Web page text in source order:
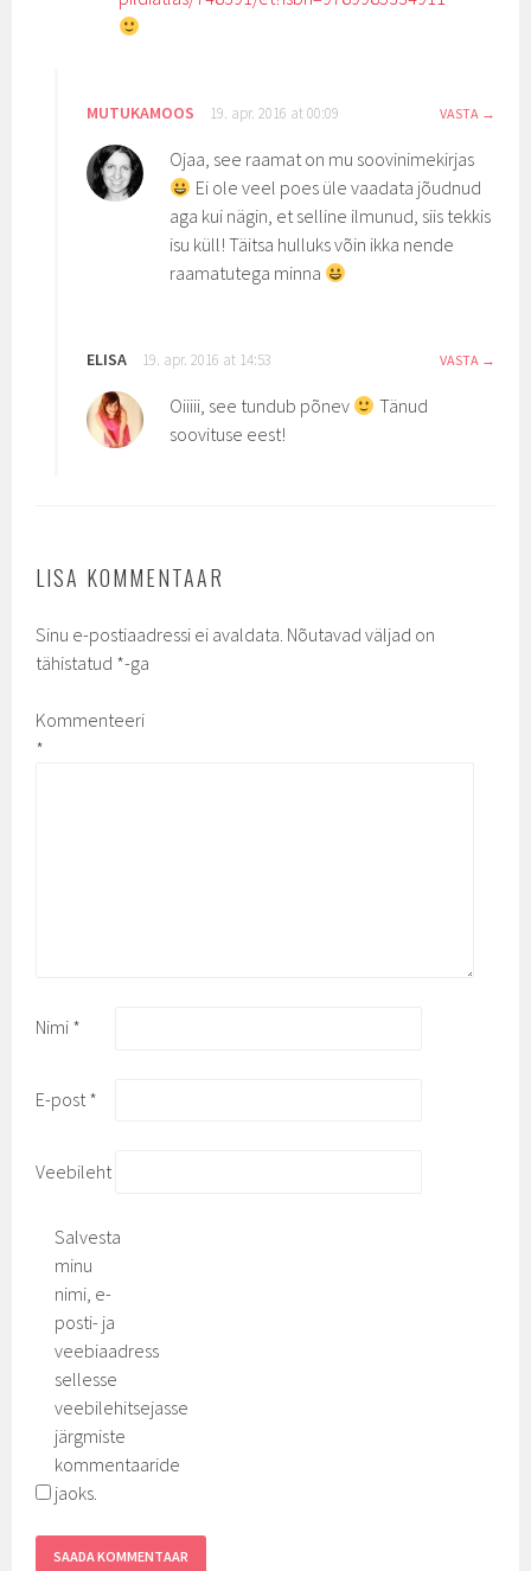
MUTUKAMOOS 19. apr. 2016 at 00:09 VASTA
Ojaa, see raamat on mu soovinimekirjas
Ei ole veel poes üle vaadata jõudnud
aga kui nägin, et selline ilmunud, siis tekkis
isu küll! Täitsa hulluks võin ikka nende
raamatutega minna
ELISA 19. apr. 2016 at 14:53 VASTA
Oiiiii, see tundub põnev
Tänud
soovituse eest!
LISA KOMMENTAAR
Sinu e-postiaadressi ei avaldata. Nõutavad väljad on
tähistatud *-ga
Kommenteeri
*
Nimi *
E-post*
Veebileht
Salvesta
minu
nimi, e-
posti- ja
veebiaadress
sellesse
veebilehitsejasse
järgmiste
kommentaaride
jaoks.